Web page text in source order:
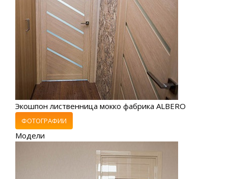
Экошпон лиственница мокко фабрика ALBERO
ФОТОГРАФИИ
Модели